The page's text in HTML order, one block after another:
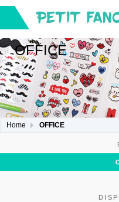
OFFICE
Home OFFICE